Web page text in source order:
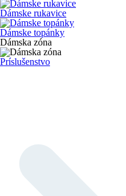
Dámske rukavice
Dámske topánky
Dámska zóna
Príslušenstvo